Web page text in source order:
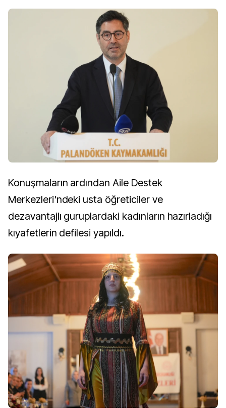
Konuşmaların ardından Aile Destek
Merkezleri'ndeki usta öğreticiler ve
dezavantajlı guruplardaki kadınların hazırladığı
kıyafetlerin defilesi yapıldı.